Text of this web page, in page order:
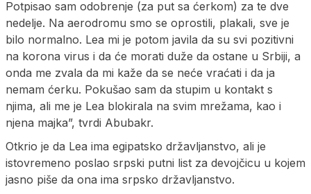
Potpisao sam odobrenje (za put sa ćerkom) za te dve
nedelje. Na aerodromu smo se oprostili, plakali, sve je
bilo normalno. Lea mi je potom javila da su svi pozitivni
na korona virus i da će morati duže da ostane u Srbiji, a
onda me zvala da mi kaže da se neće vraćati i da ja
nemam ćerku. Pokušao sam da stupim u kontakt s
njima, ali me je Lea blokirala na svim mrežama, kao i
njena majka”, tvrdi Abubakr.
Otkrio je da Lea ima egipatsko državljanstvo, ali je
istovremeno poslao srpski putni list za devojčicu u kojem
jasno piše da ona ima srpsko državljanstvo.